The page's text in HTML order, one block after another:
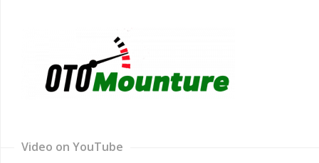
Video on YouTube